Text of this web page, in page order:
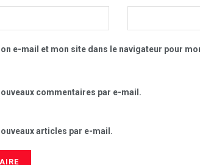
e-mail et mon site dans le navigateur pour
commentaires par e-mail.
articles par e-mail.